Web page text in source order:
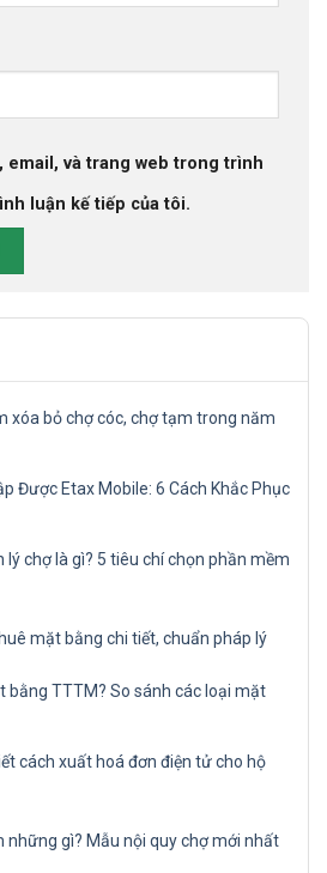
email, và trang web trong trình
luận kế tiếp của tôi.
xóa bỏ chợ cóc, chợ tạm trong năm
Được Etax Mobile: 6 Cách Khắc Phục
lý chợ là gì? 5 tiêu chí chọn phần mềm
mặt bằng chi tiết, chuẩn pháp lý
bằng TTTM? So sánh các loại mặt
cách xuất hoá đơn điện tử cho hộ
những gì? Mẫu nội quy chợ mới nhất